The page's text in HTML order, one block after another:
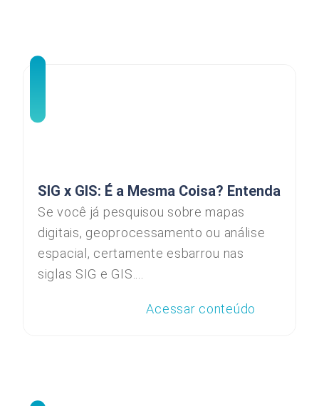
SIG x GIS: É a Mesma Coisa? Entenda
Se você já pesquisou sobre mapas
digitais, geoprocessamento ou análise
espacial, certamente esbarrou nas
siglas SIG e GIS....
Acessar conteúdo